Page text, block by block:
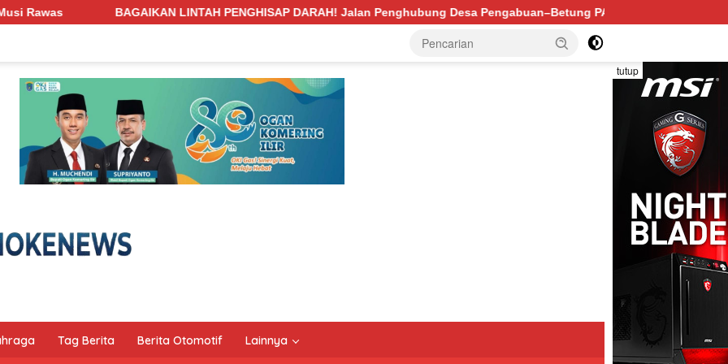
LINTAH PENGHISAP DARAH! Jalan Penghubung Desa Pengabuan–Betung PALI Hancur, Truk Batu Bara PT EPI Diduga Jadi
tutup
Tag Berita Berita Otomotif Lainnya